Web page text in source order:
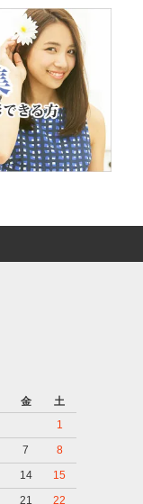
金
土
1
7
8
14
15
21 22